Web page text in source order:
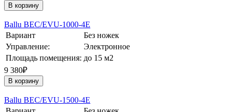
В корзину
Ballu BEC/EVU-1000-4E
Вариант
Без ножек
Управление:
Электронное
Площадь помещения: до 15 м2
9 380₽
В корзину
Ballu BEC/EVU-1500-4E